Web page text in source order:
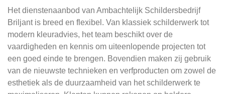
Het dienstenaanbod van Ambachtelijk Schildersbedrijf
Briljant is breed en flexibel. Van klassiek schilderwerk tot
modern kleuradvies, het team beschikt over de
vaardigheden en kennis om uiteenlopende projecten tot
een goed einde te brengen. Bovendien maken zij gebruik
van de nieuwste technieken en verfproducten om zowel de
esthetiek als de duurzaamheid van het schilderwerk te